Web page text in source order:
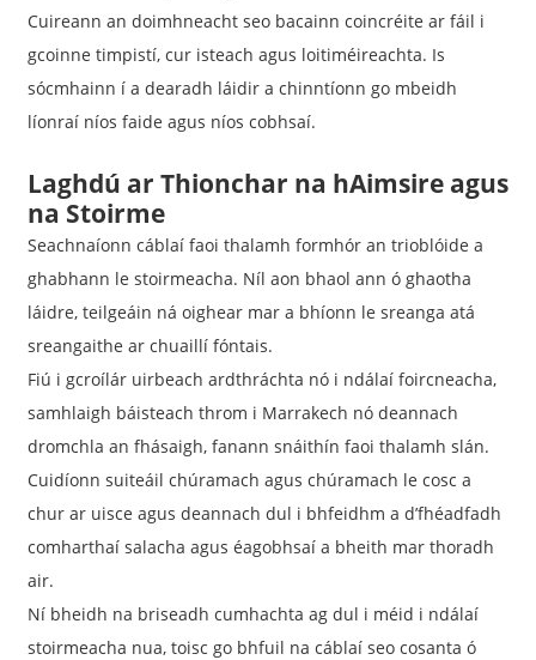
Cuireann an doimhneacht seo bacainn coincréite ar fáil i
gcoinne timpistí, cur isteach agus loitiméireachta. Is
sócmhainn í a dearadh láidir a chinntíonn go mbeidh
líonraí níos faide agus níos cobhsaí.
Laghdú ar Thionchar na hAimsire agus
na Stoirme
Seachnaíonn cáblaí faoi thalamh formhór an trioblóide a
ghabhann le stoirmeacha. Níl aon bhaol ann ó ghaotha
láidre, teilgeáin ná oighear mar a bhíonn le sreanga atá
sreangaithe ar chuaillí fóntais.
Fiú i gcroílár uirbeach ardthráchta nó i ndálaí foircneacha,
samhlaigh báisteach throm i Marrakech nó deannach
dromchla an fhásaigh, fanann snáithín faoi thalamh slán.
Cuidíonn suiteáil chúramach agus chúramach le cosc ​​a
chur ar uisce agus deannach dul i bhfeidhm a d’fhéadfadh
comharthaí salacha agus éagobhsaí a bheith mar thoradh
air.
Ní bheidh na briseadh cumhachta ag dul i méid i ndálaí
stoirmeacha nua, toisc go bhfuil na cáblaí seo cosanta ó